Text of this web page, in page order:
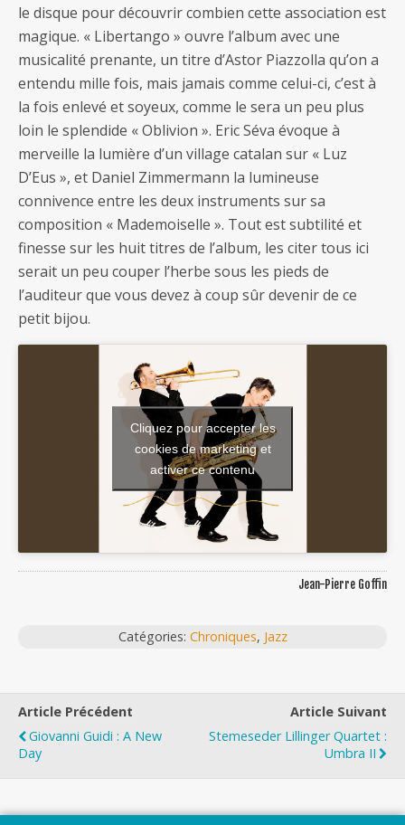
le disque pour découvrir combien cette association est
magique. « Libertango » ouvre l’album avec une
musicalité prenante, un titre d’Astor Piazzolla qu’on a
entendu mille fois, mais jamais comme celui-ci, c’est à
la fois enlevé et soyeux, comme le sera un peu plus
loin le splendide « Oblivion ». Eric Séva évoque à
merveille la lumière d’un village catalan sur « Luz
D’Eus », et Daniel Zimmermann la lumineuse
connivence entre les deux instruments sur sa
composition « Mademoiselle ». Tout est subtilité et
finesse sur les huit titres de l’album, les citer tous ici
serait un peu couper l’herbe sous les pieds de
l’auditeur que vous devez à coup sûr devenir de ce
petit bijou.
Cliquez pour accepter les
cookies de marketing et
activer ce contenu
Jean-Pierre Goffin
Catégories: Chroniques, Jazz
Article Précédent
Giovanni Guidi : A New
Day
Article Suivant
Stemeseder Lillinger Quartet :
Umbra II